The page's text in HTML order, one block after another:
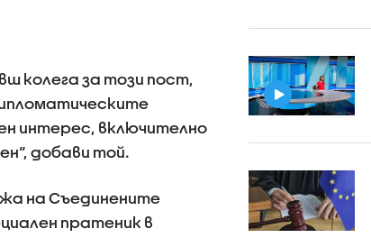
колега за този пост,
интерес, включително
добави той.
на Съединените
пратеник в